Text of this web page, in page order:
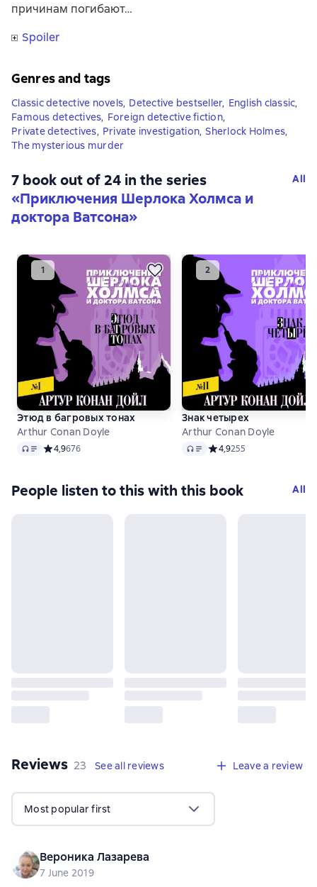
причинам погибают…
Spoiler
Genres and tags
Classic detective novels, Detective bestseller, English classic,
Famous detectives, Foreign detective fiction,
Private detectives, Private investigation, Sherlock Holmes,
The mysterious murder
7 book out of 24 in the series
«Приключения Шерлока Холмса и
доктора Ватсона»
All
Этюд в багровых тонах
Arthur Conan Doyle
Audio Средний рейтинг 4,9 на основе 676 оценок
4,9676
Знак четырех
Arthur Conan Doyle
Audio Средний рейтинг 4,9 на
4,9255
People listen to this with this book All
Reviews 23 reviews
23 See all reviews Leave a review
Most popular first
Вероника Лазарева
7 June 2019